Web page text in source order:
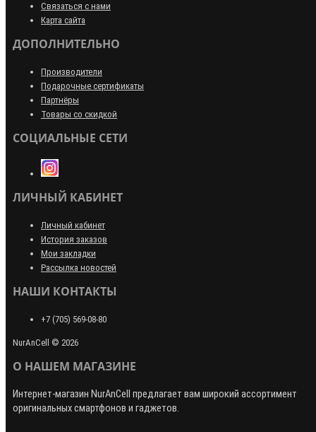
Связаться с нами
Карта сайта
ДОПОЛНИТЕЛЬНО
Производители
Подарочные сертификаты
Партнёры
Товары со скидкой
СОЦИАЛЬНЫЕ СЕТИ
ЛИЧНЫЙ КАБИНЕТ
Личный кабинет
История заказов
Мои закладки
Рассылка новостей
НАШИ КОНТАКТЫ
+7 (705) 569-08-80
NurAnCell © 2026
О НАШЕМ МАГАЗИНЕ
Интернет-магазин NurAnCell предлагает вам широкий ассортимент
оригинальных смартфонов и гаджетов.